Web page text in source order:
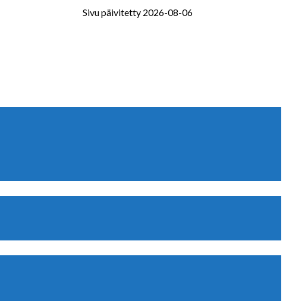
Sivu päivitetty 2026-08-06